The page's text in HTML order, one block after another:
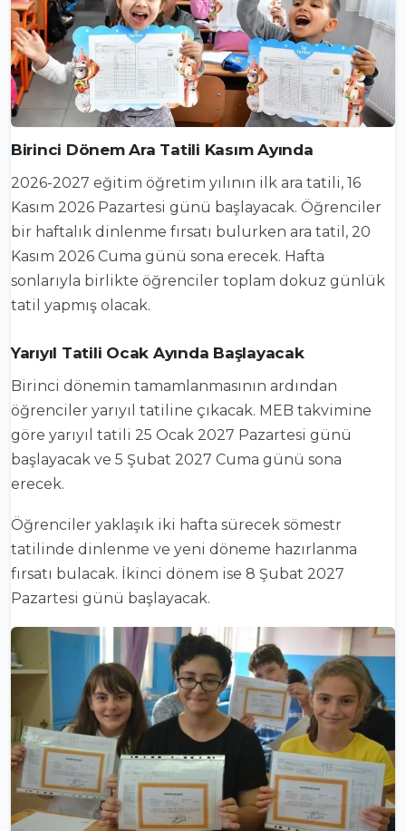
Birinci Dönem Ara Tatili Kasım Ayında
2026-2027 eğitim öğretim yılının ilk ara tatili, 16
Kasım 2026 Pazartesi günü başlayacak. Öğrenciler
bir haftalık dinlenme fırsatı bulurken ara tatil, 20
Kasım 2026 Cuma günü sona erecek. Hafta
sonlarıyla birlikte öğrenciler toplam dokuz günlük
tatil yapmış olacak.
Yarıyıl Tatili Ocak Ayında Başlayacak
Birinci dönemin tamamlanmasının ardından
öğrenciler yarıyıl tatiline çıkacak. MEB takvimine
göre yarıyıl tatili 25 Ocak 2027 Pazartesi günü
başlayacak ve 5 Şubat 2027 Cuma günü sona
erecek.
Öğrenciler yaklaşık iki hafta sürecek sömestr
tatilinde dinlenme ve yeni döneme hazırlanma
fırsatı bulacak. İkinci dönem ise 8 Şubat 2027
Pazartesi günü başlayacak.